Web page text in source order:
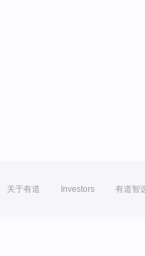
关于有道 Investors 有道智